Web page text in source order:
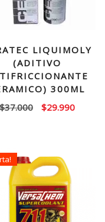
LIQUIMOLY
(ADITIVO
300ML
37.000
El
$37.000.
$29.990El